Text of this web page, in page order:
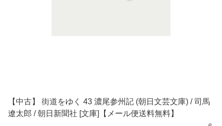
【中古】 街道をゆく 43 濃尾参州記 (朝日文芸文庫) / 司馬
遼太郎 / 朝日新聞社 [文庫]【メール便送料無料】